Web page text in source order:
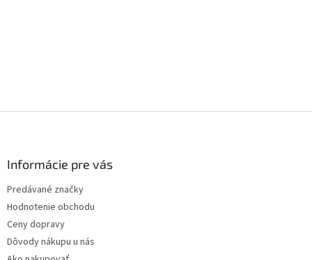
Informácie pre vás
Predávané značky
Hodnotenie obchodu
Ceny dopravy
Dôvody nákupu u nás